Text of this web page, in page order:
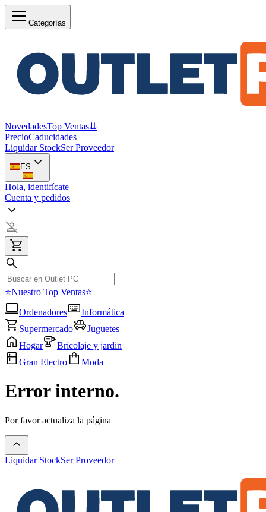
Categorías
NovedadesTop Ventas⇊
PrecioCaducidades
Liquidar StockSer Proveedor
ES
Hola, identifícate
Cuenta y pedidos
⭐Nuestro Top Ventas⭐
Ordenadores
Informática
Supermercado
Juguetes
Hogar
Bricolaje y jardin
Gran Electro
Moda
Error interno.
Por favor actualiza la página
Liquidar StockSer Proveedor